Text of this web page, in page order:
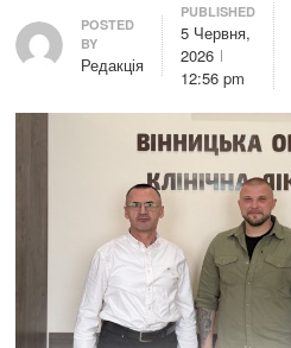
Author
POSTED
BY
Редакція
PUBLISHED
5 Червня,
2026
12:56 pm